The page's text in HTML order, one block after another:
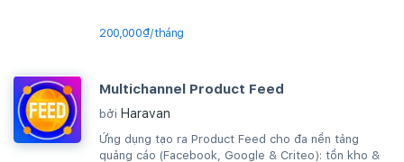
200,000₫/tháng
Multichannel Product Feed
bởi Haravan
Ứng dụng tạo ra Product Feed cho đa nền tảng
quảng cáo (Facebook, Google & Criteo): tồn kho &